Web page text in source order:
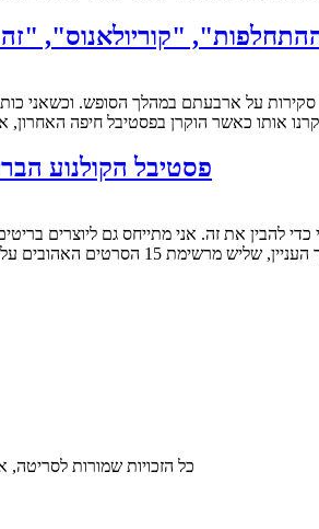
סקירות על ארבעתם במהלך הסופש. וכשאני
הוקרן בפסטיבל חיפה האחרון, אי אז בשלהי
פסטיבל הקולנוע
עלי השנה היו בריטים וארבעה…
© כל הזכויות שמורות